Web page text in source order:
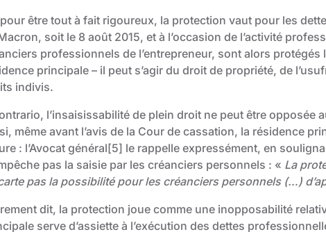
être tout à fait rigoureux, la protection vaut pour les
soit le 8 août 2015, et à l’occasion de l’activité
professionnels de l’entrepreneur, sont alors protégés
principale – il peut s’agir du droit de propriété, de
indivis.
l’insaisissabilité de plein droit ne peut être opposée
même avant l’avis de la Cour de cassation, la résidence
: l’Avocat général[5] le rappelle expressément, en
pas la saisie par les créanciers personnels : « La
pas la possibilité pour les créanciers personnels (…)
dit, la protection joue comme une inopposabilité
serve d’assiette à l’exécution des dettes